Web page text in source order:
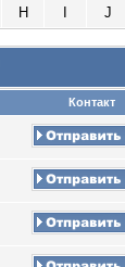
H J
Контакт